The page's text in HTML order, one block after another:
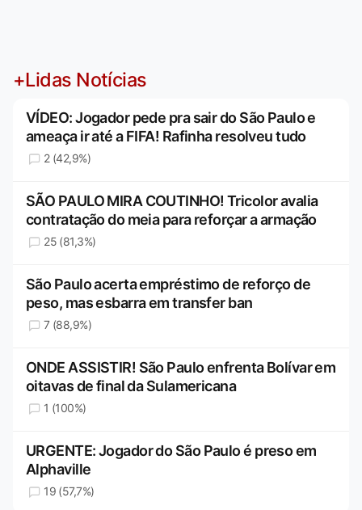
+Lidas Notícias
VÍDEO: Jogador pede pra sair do São Paulo e
ameaça ir até a FIFA! Rafinha resolveu tudo
2 (42,9%)
SÃO PAULO MIRA COUTINHO! Tricolor avalia
contratação do meia para reforçar a armação
25 (81,3%)
São Paulo acerta empréstimo de reforço de
peso, mas esbarra em transfer ban
7 (88,9%)
ONDE ASSISTIR! São Paulo enfrenta Bolívar em
oitavas de final da Sulamericana
1 (100%)
URGENTE: Jogador do São Paulo é preso em
Alphaville
19 (57,7%)